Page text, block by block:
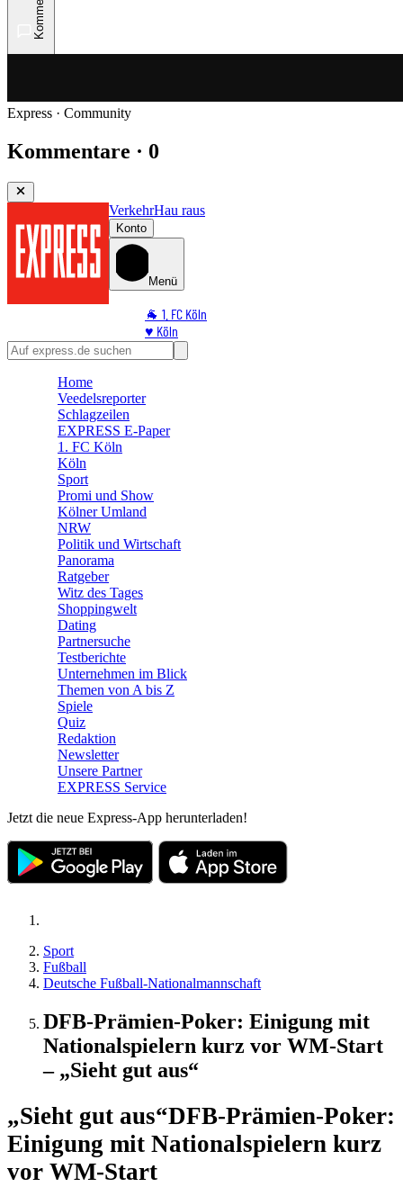
Express · Community
Kommentare · 0
VerkehrHau raus
Konto
Menü
🐐 1. FC Köln
♥️ Köln
⭐ Promi
🛒 Shoppingwelt
Home
Veedelsreporter
Schlagzeilen
EXPRESS E-Paper
1. FC Köln
Köln
Sport
Promi und Show
Kölner Umland
NRW
Politik und Wirtschaft
Panorama
Ratgeber
Witz des Tages
Shoppingwelt
Dating
Partnersuche
Testberichte
Unternehmen im Blick
Themen von A bis Z
Spiele
Quiz
Redaktion
Newsletter
Unsere Partner
EXPRESS Service
Jetzt die neue Express-App herunterladen!
Sport
Fußball
Deutsche Fußball-Nationalmannschaft
DFB-Prämien-Poker: Einigung mit
Nationalspielern kurz vor WM-Start
– „Sieht gut aus“
„Sieht gut aus“DFB-Prämien-Poker:
Einigung mit Nationalspielern kurz
vor WM-Start